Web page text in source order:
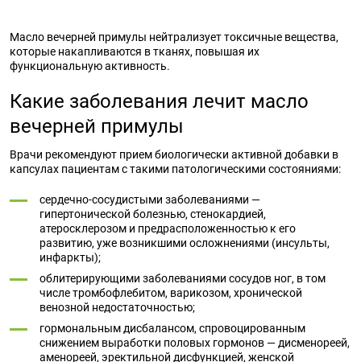
Масло вечерней примулы нейтрализует токсичные вещества,
которые накапливаются в тканях, повышая их
функциональную активность.
Какие заболевания лечит масло
вечерней примулы
Врачи рекомендуют прием биологически активной добавки в
капсулах пациентам с такими патологическими состояниями:
сердечно-сосудистыми заболеваниями —
гипертонической болезнью, стенокардией,
атеросклерозом и предрасположенностью к его
развитию, уже возникшими осложнениями (инсульты,
инфаркты);
облитерирующими заболеваниями сосудов ног, в том
числе тромбофлебитом, варикозом, хронической
венозной недостаточностью;
гормональным дисбалансом, спровоцированным
снижением выработки половых гормонов — дисменореей,
аменореей, эректильной дисфункцией, женской